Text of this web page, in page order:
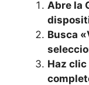
Abre la
Busca
Haz clic